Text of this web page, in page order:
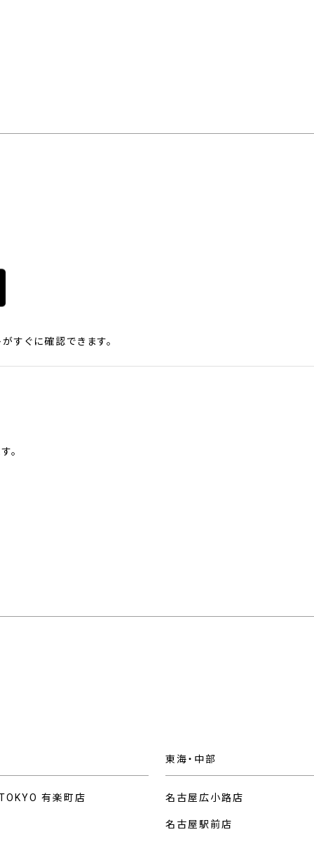
すぐに確認できます。
。
有楽町店
東海・中部
名古屋広小路店
名古屋駅前店